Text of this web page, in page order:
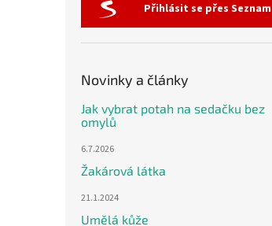
Přihlásit se přes Seznam
Novinky a články
Jak vybrat potah na sedačku bez
omylů
6.7.2026
Žakárová látka
21.1.2024
Umělá kůže